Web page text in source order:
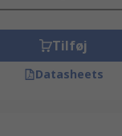
Tilføj
Datasheets